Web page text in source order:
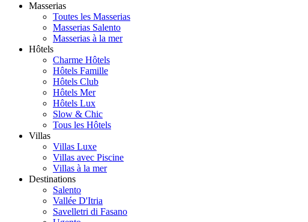
Masserias
Toutes les Masserias
Masserias Salento
Masserias à la mer
Hôtels
Charme Hôtels
Hôtels Famille
Hôtels Club
Hôtels Mer
Hôtels Lux
Slow & Chic
Tous les Hôtels
Villas
Villas Luxe
Villas avec Piscine
Villas à la mer
Destinations
Salento
Vallée D'Itria
Savelletri di Fasano